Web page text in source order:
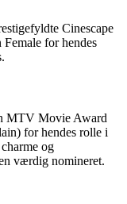
Cinescape
for hendes
MTV Movie Award
for hendes rolle i
og
værdig nomineret.